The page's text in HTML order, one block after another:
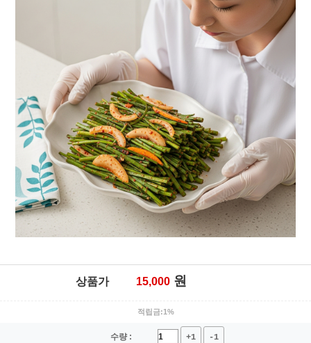
상품가 15,000 원
적립금:1%
수량 : +1 -1